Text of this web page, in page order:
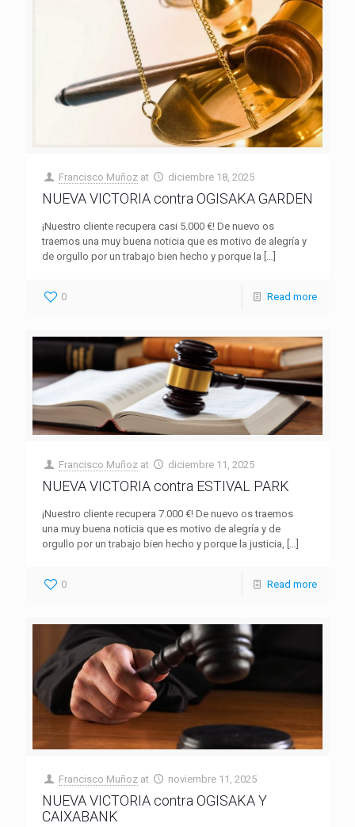
Francisco Muñoz at diciembre 18, 2025
NUEVA VICTORIA contra OGISAKA GARDEN
¡Nuestro cliente recupera casi 5.000 €! De nuevo os
traemos una muy buena noticia que es motivo de alegría y
de orgullo por un trabajo bien hecho y porque la […]
0 Read more
Francisco Muñoz at diciembre 11, 2025
NUEVA VICTORIA contra ESTIVAL PARK
¡Nuestro cliente recupera 7.000 €! De nuevo os traemos
una muy buena noticia que es motivo de alegría y de
orgullo por un trabajo bien hecho y porque la justicia,
0 Read more
Francisco Muñoz at noviembre 11, 2025
NUEVA VICTORIA contra OGISAKA Y
CAIXABANK